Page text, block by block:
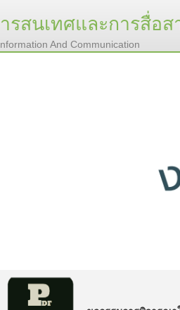
รสนเทศและการสื่อส
And Communication